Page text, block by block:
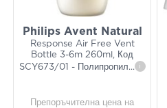
Philips Avent Natural
Response Air Free Vent
Bottle 3-6m 260ml, Код
SCY673/01 - Полипропил... i
Препоръчителна цена на